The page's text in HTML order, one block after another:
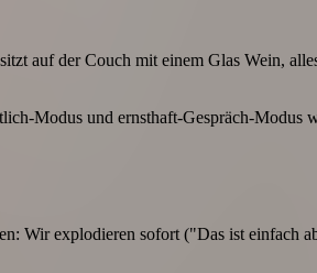
auf der Couch mit einem Glas Wein,
Modus und ernsthaft-Gespräch-Modus
Wir explodieren sofort ("Das ist